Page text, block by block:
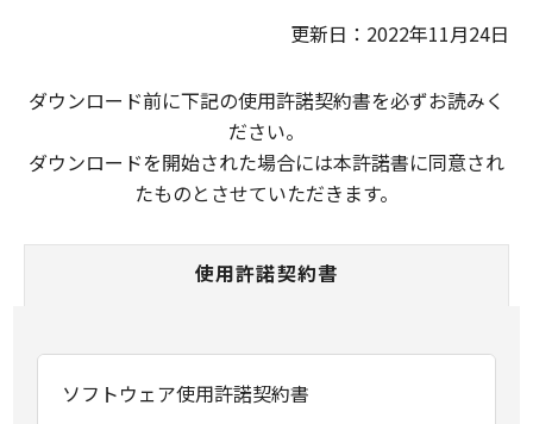
更新日：2022年11月24日
ダウンロード前に下記の使用許諾契約書を必ずお読みく
ださい。
ダウンロードを開始された場合には本許諾書に同意され
たものとさせていただきます。
使用許諾契約書
ソフトウェア使用許諾契約書